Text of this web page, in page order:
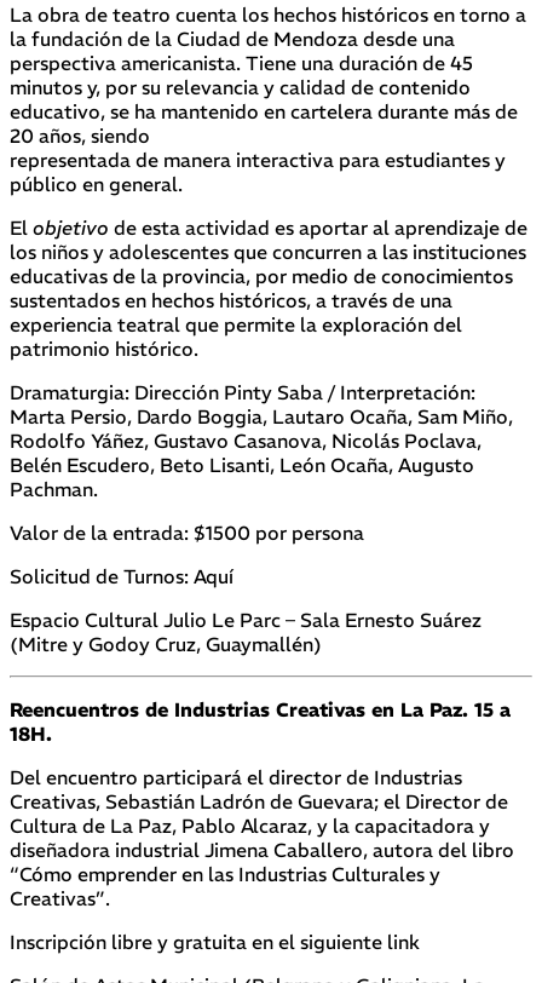
La obra de teatro cuenta los hechos históricos en torno a
la fundación de la Ciudad de Mendoza desde una
perspectiva americanista. Tiene una duración de 45
minutos y, por su relevancia y calidad de contenido
educativo, se ha mantenido en cartelera durante más de
20 años, siendo
representada de manera interactiva para estudiantes y
público en general.
El objetivo de esta actividad es aportar al aprendizaje de
los niños y adolescentes que concurren a las instituciones
educativas de la provincia, por medio de conocimientos
sustentados en hechos históricos, a través de una
experiencia teatral que permite la exploración del
patrimonio histórico.
Dramaturgia: Dirección Pinty Saba / Interpretación:
Marta Persio, Dardo Boggia, Lautaro Ocaña, Sam Miño,
Rodolfo Yáñez, Gustavo Casanova, Nicolás Poclava,
Belén Escudero, Beto Lisanti, León Ocaña, Augusto
Pachman.
Valor de la entrada: $1500 por persona
Solicitud de Turnos: Aquí
Espacio Cultural Julio Le Parc – Sala Ernesto Suárez
(Mitre y Godoy Cruz, Guaymallén)
Reencuentros de Industrias Creativas en La Paz. 15 a
18H.
Del encuentro participará el director de Industrias
Creativas, Sebastián Ladrón de Guevara; el Director de
Cultura de La Paz, Pablo Alcaraz, y la capacitadora y
diseñadora industrial Jimena Caballero, autora del libro
“Cómo emprender en las Industrias Culturales y
Creativas”.
Inscripción libre y gratuita en el siguiente link